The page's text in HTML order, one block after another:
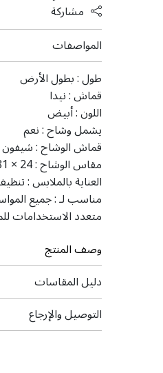
مشاركة
المواصفات
طول :بطول الأرض
قماش :نیدا
اللون :أبيض
يشمل وشاح :نعم
قماش الوشاح :
مقاس الوشاح :24 × 81 إنش
العناية بالملابس :
مناسب لـ :جميع
متعدد الاستخدامات
وصف المنتج
دليل المقاسات
التوصيل والإرجاع